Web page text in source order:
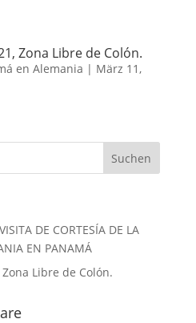
Zona Libre de Colón.
en Alemania | März 11,
DE CORTESÍA DE LA
EN PANAMÁ
Libre de Colón.